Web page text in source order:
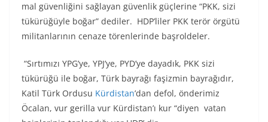
mal güvenliğini sağlayan güvenlik güçlerine “PKK, sizi
tükürüğüyle boğar” dediler. HDP’liler PKK terör örgütü
militanlarının cenaze törenlerinde başroldeler.
“Sırtımızı YPG’ye, YPJ’ye, PYD’ye dayadık, PKK sizi
tükürüğü ile boğar, Türk bayrağı faşizmin bayrağıdır,
Katil Türk Ordusu Kürdistan’dan defol, önderimiz
Öcalan, vur gerilla vur Kürdistan’ı kur “diyen vatan